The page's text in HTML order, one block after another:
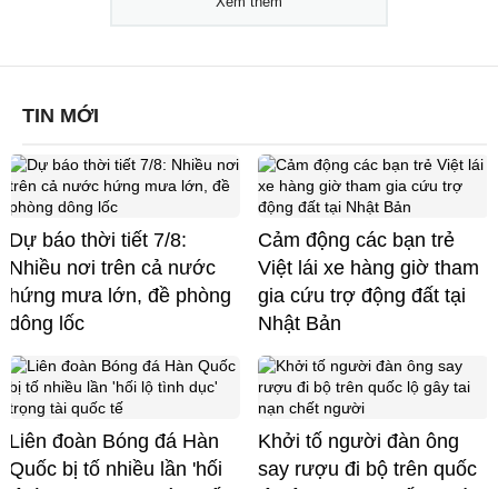
TIN MỚI
Dự báo thời tiết 7/8:
Nhiều nơi trên cả nước
hứng mưa lớn, đề phòng
dông lốc
Cảm động các bạn trẻ
Việt lái xe hàng giờ tham
gia cứu trợ động đất tại
Nhật Bản
Liên đoàn Bóng đá Hàn
Quốc bị tố nhiều lần 'hối
Khởi tố người đàn ông
say rượu đi bộ trên quốc